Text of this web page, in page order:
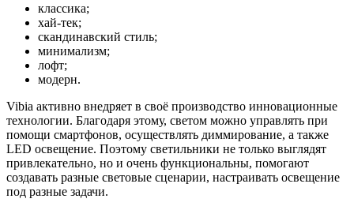
классика;
хай-тек;
скандинавский стиль;
минимализм;
лофт;
модерн.
Vibia активно внедряет в своё производство инновационные
технологии. Благодаря этому, светом можно управлять при
помощи смартфонов, осуществлять диммирование, а также
LED освещение. Поэтому светильники не только выглядят
привлекательно, но и очень функциональны, помогают
создавать разные световые сценарии, настраивать освещение
под разные задачи.